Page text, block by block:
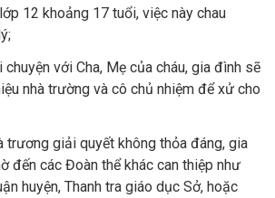
12 khoảng 17 tuổi, việc này chau
chuyện với Cha, Mẹ của cháu, gia đình sẽ
nhà trường và cô chủ nhiệm để xử cho
trương giải quyết không thỏa đáng, gia
đến các Đoàn thể khác can thiệp như
huyện, Thanh tra giáo dục Sở, hoặc